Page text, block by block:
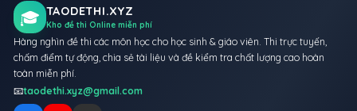
🎓 TAODETHI.XYZ
Kho đề thi Online miễn phí
Hàng nghìn đề thi các môn học cho học sinh & giáo viên. Thi trực tuyến,
chấm điểm tự động, chia sẻ tài liệu và đề kiểm tra chất lượng cao hoàn
toàn miễn phí.
📧taodethi.xyz@gmail.com